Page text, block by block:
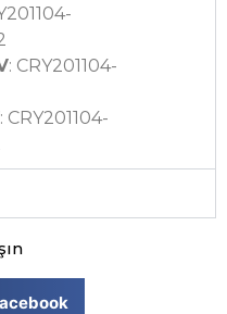
: CRY201104-
: CRY201104-